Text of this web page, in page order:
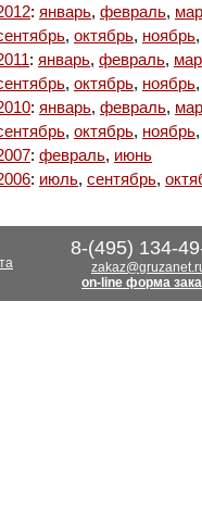
: январь, февраль,
, октябрь, ноябрь
: январь, февраль,
, октябрь, ноябрь
: январь, февраль,
, октябрь, ноябрь
: февраль, июнь
: июль, сентябрь,
8-(495) 134-
on-line форма